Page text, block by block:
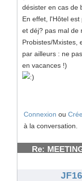
désister en cas de
En effet, l'Hôtel est
et déj? pas mal de
Probistes/Mxistes,
par ailleurs : ne
en vacances !)
Connexion ou
à la conversation.
Re: